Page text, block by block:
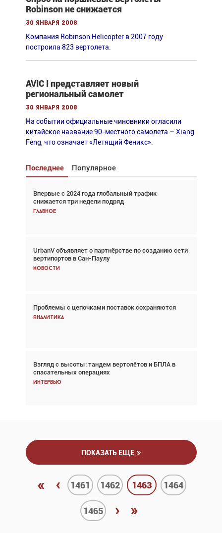
Robinson не снижается
30 января 2008
Компания Robinson Helicopter в 2007 году
построила 823 вертолета.
AVIC I представляет новый
региональный самолет
30 января 2008
На событии официальные чиновники огласили
китайское название 90-местного самолета – Xiang
Feng, что означает «Летящий Феникс».
Последнее Популярное
Впервые с 2024 года глобальный трафик
снижается три недели подряд
Главное
UrbanV объявляет о партнёрстве по созданию сети
вертипортов в Сан-Паулу
Новости
Проблемы с цепочками поставок сохраняются
Аналитика
Взгляд с высоты: тандем вертолётов и БПЛА в
спасательных операциях
Интервью
Взгляд с высоты: тандем вертолётов и БПЛА в
спасательных операциях
Главное
Авиационный фотограф Дэйв Кох: «Фотография
говорит сама за себя... а ИИ всё портит»
Новости
Впервые с 2024 года глобальный трафик
снижается три недели подряд
Частный самолёт – это актив. Подходите к
покупке соответствующим образом
Интервью
ПОКАЗАТЬ ЕЩЕ
« ‹ 1461 1462 1463 1464
1465 › »